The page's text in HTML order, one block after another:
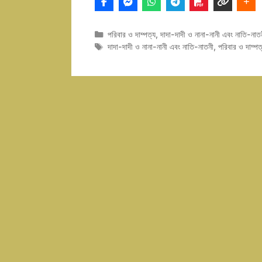
Categories
পরিবার ও দাম্পত্য,দাদা-দাদী ও নানা-নানী এবং নাতি-
Tags
দাদা-দাদী ও নানা-নানী এবং নাতি-নাতনী, পরিবার ও